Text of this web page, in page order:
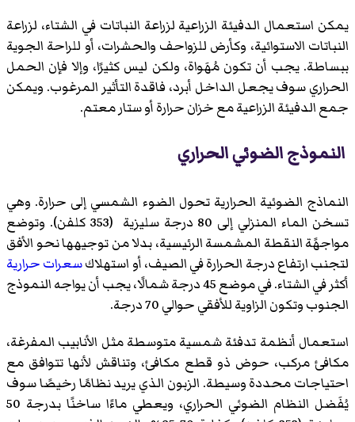
يمكن استعمال الدفيئة الزراعية لزراعة النباتات في الشتاء، لزراعة
النباتات الاستوائية، وكأرض للزواحف والحشرات، أو للراحة الجوية
ببساطة. يجب أن تكون مُهَواة، ولكن ليس كثيرًا، وإلا فإن الحمل
الحراري سوف يجعل الداخل أبرد، فاقدة التأثير المرغوب. ويمكن
جمع الدفيئة الزراعية مع خزان حرارة أو ستار معتم.
النموذج الضوئي الحراري
النماذج الضوئية الحرارية تحول الضوء الشمسي إلى حرارة. وهي
تسخن الماء المنزلي إلى 80 درجة سليزية (353 كلفن). وتوضع
مواجهًة النقطة المشمسة الرئيسية، بدلا من توجيهها نحو الأفق
لتجنب ارتفاع درجة الحرارة في الصيف، أو استهلاكسعرات حرارية
أكثر في الشتاء. في موضع 45 درجة شمالًا، يجب أن يواجه النموذج
الجنوب وتكون الزاوية للأفقي حوالي 70 درجة.
استعمال أنظمة تدفئة شمسية متوسطة مثل الأنابيب المفرغة،
مكافئ مركب، حوض ذو قطع مكافئ، وتناقش لأنها تتوافق مع
احتياجات محددة وسيطة. الزبون الذي يريد نظامًا رخيصًا سوف
يُفَضل النظام الضوئي الحراري، ويعطي ماءًا ساخنًا بدرجة 50